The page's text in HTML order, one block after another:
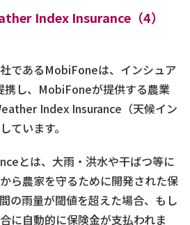
Index Insurance（4）
であるMobiFoneは、インシュア
し、MobiFoneが提供する農業
Index Insurance（天候イン
ています。
とは、大雨・洪水や干ばつ等に
ら農家を守るために開発された保
の雨量が閾値を超えた場合、もし
に自動的に保険金が支払われま